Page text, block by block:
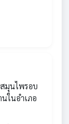
มุนไพรอบ
ในอําเภอ